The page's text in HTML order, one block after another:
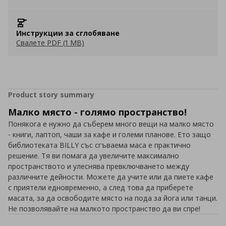
Инструкции за сглобяване
Свалете PDF (1 MB)
Product story summary
Малко място - голямо пространство!
Понякога е нужно да съберем много вещи на малко място
- книги, лаптоп, чаши за кафе и големи планове. Ето защо
библиотеката BILLY със сгъваема маса е практично
решение. Тя ви помага да увеличите максимално
пространството и улеснява превключването между
различните дейности. Можете да учите или да пиете кафе
с приятели едновременно, а след това да приберете
масата, за да освободите място на пода за йога или танци.
Не позволявайте на малкото пространство да ви спре!